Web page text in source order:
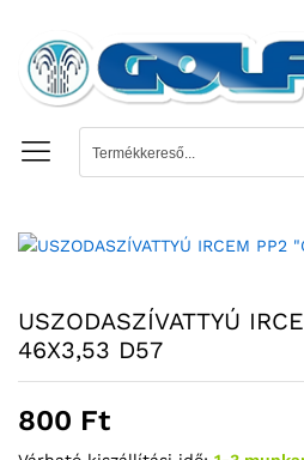
USZODASZÍVATTYÚ
46X3,53 D57
800 Ft